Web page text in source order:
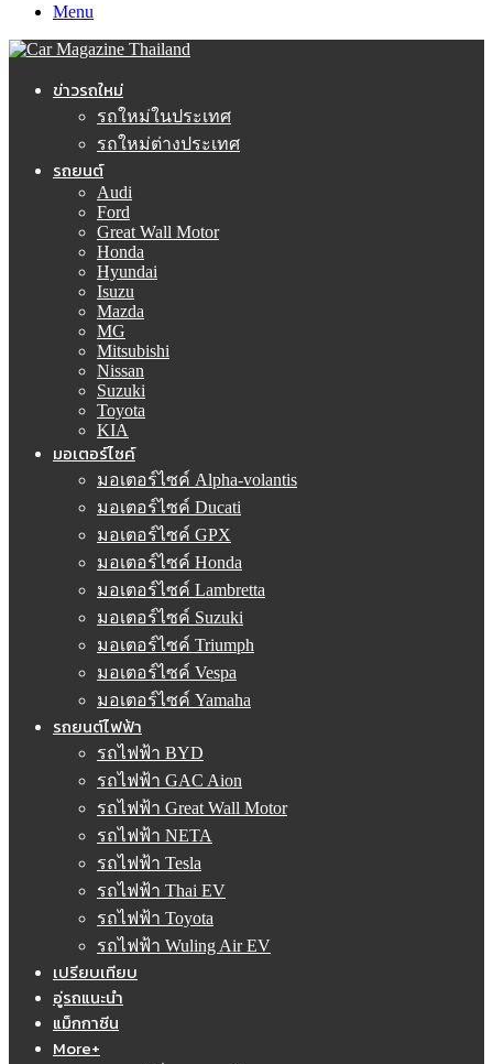
Menu
ข่าวรถใหม่
รถใหม่ในประเทศ
รถใหม่ต่างประเทศ
รถยนต์
Audi
Ford
Great Wall Motor
Honda
Hyundai
Isuzu
Mazda
MG
Mitsubishi
Nissan
Suzuki
Toyota
KIA
มอเตอร์ไซค์
มอเตอร์ไซค์ Alpha-volantis
มอเตอร์ไซค์ Ducati
มอเตอร์ไซค์ GPX
มอเตอร์ไซค์ Honda
มอเตอร์ไซค์ Lambretta
มอเตอร์ไซค์ Suzuki
มอเตอร์ไซค์ Triumph
มอเตอร์ไซค์ Vespa
มอเตอร์ไซค์ Yamaha
รถยนต์ไฟฟ้า
รถไฟฟ้า BYD
รถไฟฟ้า GAC Aion
รถไฟฟ้า Great Wall Motor
รถไฟฟ้า NETA
รถไฟฟ้า Tesla
รถไฟฟ้า Thai EV
รถไฟฟ้า Toyota
รถไฟฟ้า Wuling Air EV
เปรียบเทียบ
อู่รถแนะนำ
แม็กกาซีน
More+